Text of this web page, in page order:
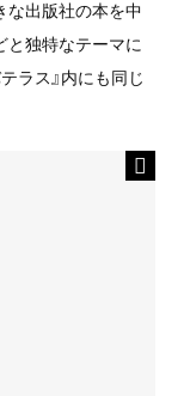
な出版社の本を中
と独特なテーマに
ラス』内にも同じ